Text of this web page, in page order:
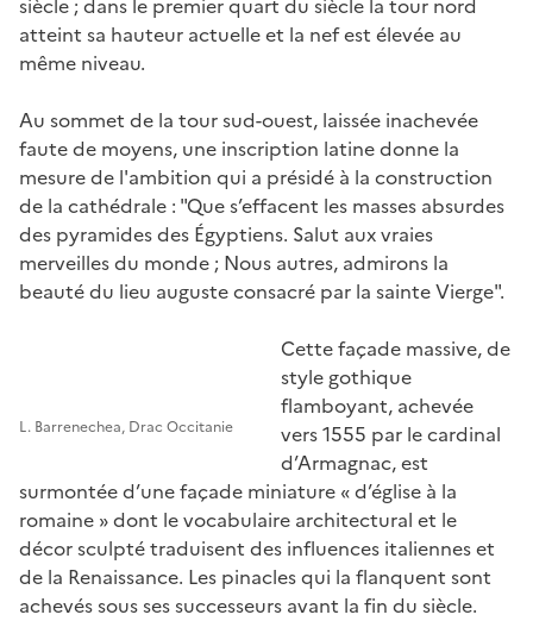
atteint sa hauteur actuelle et la nef est élevée au
même niveau.
Au sommet de la tour sud-ouest, laissée inachevée
faute de moyens, une inscription latine donne la
mesure de l'ambition qui a présidé à la construction
de la cathédrale : "Que s’effacent les masses absurdes
des pyramides des Égyptiens. Salut aux vraies
merveilles du monde ; Nous autres, admirons la
beauté du lieu auguste consacré par la sainte Vierge".
L. Barrenechea, Drac Occitanie
Cette façade massive, de
style gothique
flamboyant, achevée
vers 1555 par le cardinal
d’Armagnac, est
surmontée d’une façade miniature « d’église à la
romaine » dont le vocabulaire architectural et le
décor sculpté traduisent des influences italiennes et
de la Renaissance. Les pinacles qui la flanquent sont
achevés sous ses successeurs avant la fin du siècle.